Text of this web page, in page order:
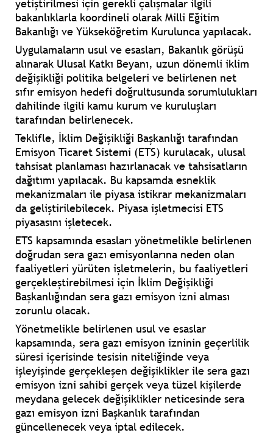
yetiştirilmesi için gerekli çalışmalar ilgili
bakanlıklarla koordineli olarak Milli Eğitim
Bakanlığı ve Yükseköğretim Kurulunca yapılacak.
Uygulamaların usul ve esasları, Bakanlık görüşü
alınarak Ulusal Katkı Beyanı, uzun dönemli iklim
değişikliği politika belgeleri ve belirlenen net
sıfır emisyon hedefi doğrultusunda sorumlulukları
dahilinde ilgili kamu kurum ve kuruluşları
tarafından belirlenecek.
Teklifle, İklim Değişikliği Başkanlığı tarafından
Emisyon Ticaret Sistemi (ETS) kurulacak, ulusal
tahsisat planlaması hazırlanacak ve tahsisatların
dağıtımı yapılacak. Bu kapsamda esneklik
mekanizmaları ile piyasa istikrar mekanizmaları
da geliştirilebilecek. Piyasa işletmecisi ETS
piyasasını işletecek.
ETS kapsamında esasları yönetmelikle belirlenen
doğrudan sera gazı emisyonlarına neden olan
faaliyetleri yürüten işletmelerin, bu faaliyetleri
gerçekleştirebilmesi için İklim Değişikliği
Başkanlığından sera gazı emisyon izni alması
zorunlu olacak.
Yönetmelikle belirlenen usul ve esaslar
kapsamında, sera gazı emisyon izninin geçerlilik
süresi içerisinde tesisin niteliğinde veya
işleyişinde gerçekleşen değişiklikler ile sera gazı
emisyon izni sahibi gerçek veya tüzel kişilerde
meydana gelecek değişiklikler neticesinde sera
gazı emisyon izni Başkanlık tarafından
güncellenecek veya iptal edilecek.